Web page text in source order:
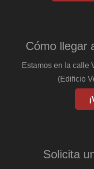
Cómo llegar
Estamos en la calle
(Edificio
Solicita